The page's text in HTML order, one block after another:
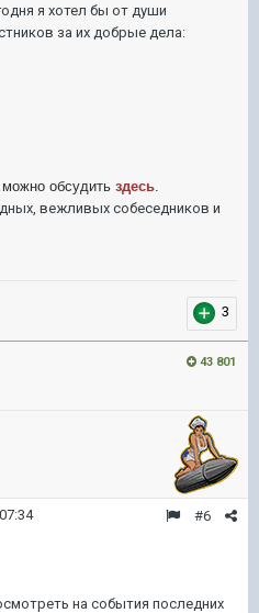
я хотел бы от души
за их добрые дела:
можно обсудить здесь
вежливых собеседников и
3
43 801
#6
на события последних